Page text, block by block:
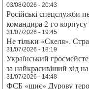
03/08/2026 - 20:43
Російські спецслужби
командира 2-го корпусу
31/07/2026 - 19:45
Не тільки «Скеля».
31/07/2026 - 18:19
Український
за найкрасивіший хід
31/07/2026 - 14:48
ФСБ «шиє» Дурову